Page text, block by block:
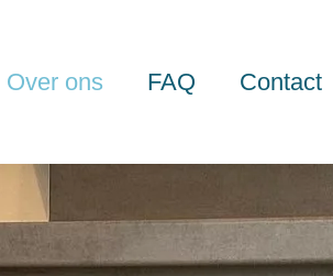
Over ons FAQ Contact